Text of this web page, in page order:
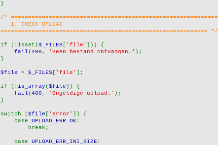
}
/* ============================================================
1. CHECK UPLOAD
============================================================ */
if (!isset($_FILES [ 'file' ])) {
fail(400 , 'Geen bestand ontvangen.' );
}
$file = $_FILES [ 'file' ];
if (! is_array($file )) {
fail(400 , 'Ongeldige upload.' );
}
switch ($file [ 'error' ]) {
case UPLOAD_ERR_OK:
break;
case UPLOAD_ERR_INI_SIZE :